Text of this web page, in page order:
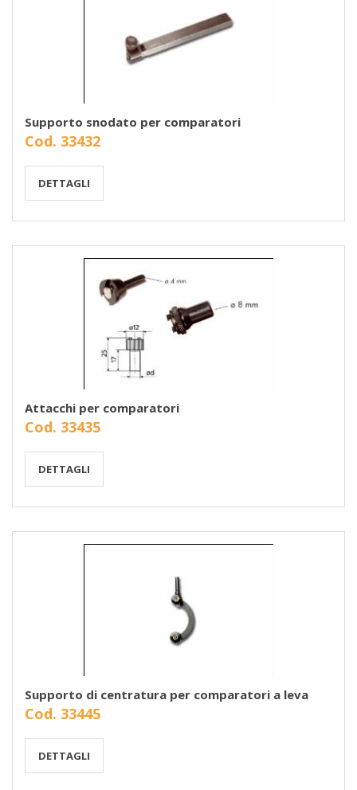
Supporto snodato per comparatori
Cod. 33432
DETTAGLI
Attacchi per comparatori
Cod. 33435
DETTAGLI
Supporto di centratura per comparatori a leva
Cod. 33445
DETTAGLI